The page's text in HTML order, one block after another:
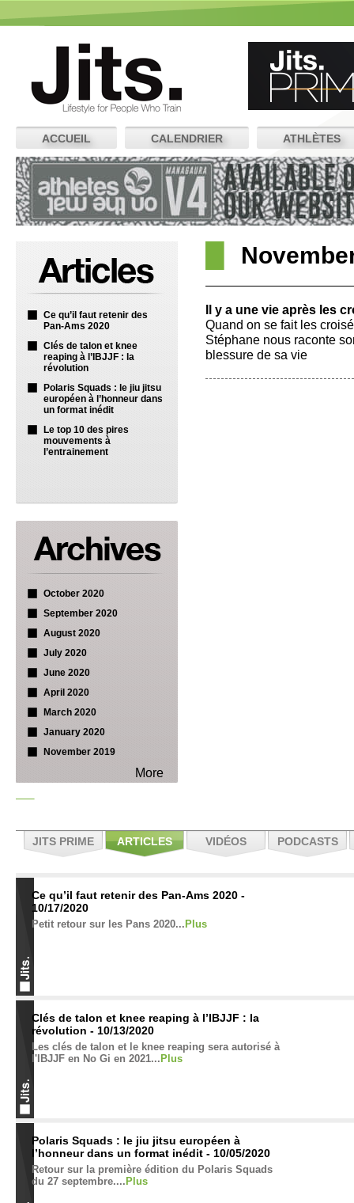
ACCUEIL CALENDRIER ATHLÈTES
Ce qu’il faut retenir des
Pan-Ams 2020
Clés de talon et knee
reaping à l’IBJJF : la
révolution
Polaris Squads : le jiu jitsu
européen à l’honneur dans
un format inédit
Le top 10 des pires
mouvements à
l’entrainement
October 2020
September 2020
August 2020
July 2020
June 2020
April 2020
March 2020
January 2020
November 2019
More
Il y a une vie après les
Quand on se fait les
Stéphane nous raconte
blessure de sa vie
JITS PRIME ARTICLES VIDÉOS PODCASTS
Ce qu’il faut retenir des Pan-Ams 2020 -
10/17/2020
Petit retour sur les Pans 2020... Plus
Clés de talon et knee reaping à l’IBJJF : la
révolution - 10/13/2020
Les clés de talon et le knee reaping sera autorisé à
l'IBJJF en No Gi en 2021... Plus
Polaris Squads : le jiu jitsu européen à
l’honneur dans un format inédit - 10/05/2020
Retour sur la première édition du Polaris Squads
du 27 septembre.... Plus